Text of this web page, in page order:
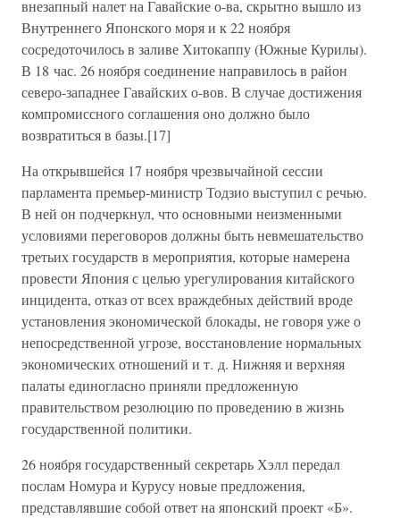
внезапный налет на Гавайские о-ва, скрытно вышло из
Внутреннего Японского моря и к 22 ноября
сосредоточилось в заливе Хитокаппу (Южные Курилы).
В 18 час. 26 ноября соединение направилось в район
северо-западнее Гавайских о-вов. В случае достижения
компромиссного соглашения оно должно было
возвратиться в базы.[17]
На открывшейся 17 ноября чрезвычайной сессии
парламента премьер-министр Тодзио выступил с речью.
В ней он подчеркнул, что основными неизменными
условиями переговоров должны быть невмешательство
третьих государств в мероприятия, которые намерена
провести Япония с целью урегулирования китайского
инцидента, отказ от всех враждебных действий вроде
установления экономической блокады, не говоря уже о
непосредственной угрозе, восстановление нормальных
экономических отношений и т. д. Нижняя и верхняя
палаты единогласно приняли предложенную
правительством резолюцию по проведению в жизнь
государственной политики.
26 ноября государственный секретарь Хэлл передал
послам Номура и Курусу новые предложения,
представлявшие собой ответ на японский проект «Б».